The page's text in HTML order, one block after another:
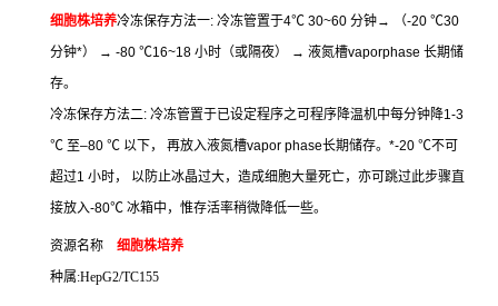
细胞株培养冷冻保存方法一: 冷冻管置于4℃ 30~60 分钟→ （-20 ℃30
分钟*） → -80 ℃16~18 小时（或隔夜） → 液氮槽vaporphase 长期储
存。
冷冻保存方法二: 冷冻管置于已设定程序之可程序降温机中每分钟降1-3
℃ 至–80 ℃ 以下， 再放入液氮槽vapor phase长期储存。 *-20 ℃不可
超过1 小时，
以防止冰晶过大，造成细胞大量死亡，亦可跳过此步骤直
接放入-80℃ 冰箱中，惟存活率稍微降低一些。
资源名称 细胞株培养
种属:HepG2/TC155